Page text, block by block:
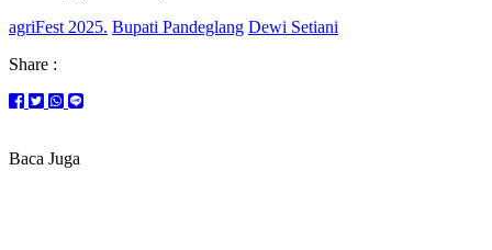
agriFest 2025. Bupati Pandeglang Dewi Setiani
Share :
Baca Juga